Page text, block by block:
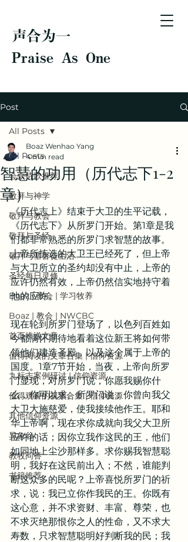
声合为一
Praise As One
Post
All Posts
会众诗歌推荐
敬拜与神学
敬拜与教会
敬拜与圣经
敬拜与基督徒生活
圣经每日灵修
Boaz | 教会 | 学习牧养
Boaz | 教会 | NWCBC
首页推送文章
值得阅读的文章合集 | 信仰资源
九标志案例研讨 | 信仰资源
值得观看的视频合集 | 信仰资源
其他信仰资源
异象谷
教牧问答
书籍推荐
All Posts
智慧的功用（历代志下1-2
章）
Boaz Wenhao Yang
4 min read
《历代志上》结束于大卫的生平记载，
《历代志下》从所罗门开始。第1章是我
们都非常熟悉的所罗门求智慧的故事。
上帝所拣选的大卫王已经死了，但上帝
与大卫所立的圣约却没有中止，上帝的
应许仍然有效，上帝仍然信实地持守着
他的应许。
现在轮到所罗门登场了，以色列百姓如
今都满怀期待地看着这位新王将如何带
领他们建造圣殿，以及这个属于上帝的
国度。1章7节开始，当夜，上帝向所罗
门显现，对所罗门说，你愿我赐你什
么，你可以求。所罗门说：你曾向我父
大卫大施慈爱，使我接续他作王。耶和
华上帝啊，现在求你成就向我父大卫所
应许的话；因你立我作这民的王，他们
如同地上尘沙那样多。求你赐我智慧聪
明，我好在这民前出入；不然，谁能判
断这众多的民呢？上帝喜悦所罗门的祈
求，说：我已立你作我民的王。你既有
这心意，并不求资财、丰富、尊荣，也
不求灭绝那恨你之人的性命，又不求大
寿数，只求智慧聪明好判断我的民；我